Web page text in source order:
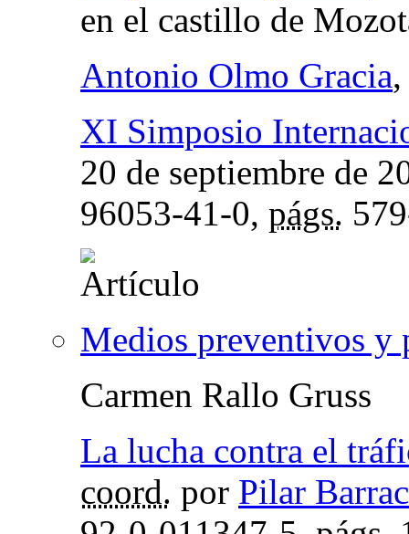
en el castillo de
Antonio Olmo Gracia
XI Simposio
20 de septiembre de
96053-41-0, págs.
Medios preventivos y
Carmen Rallo Gruss
La lucha contra el
coord. por Pilar